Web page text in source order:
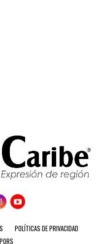
POLÍTICAS DE PRIVACIDAD